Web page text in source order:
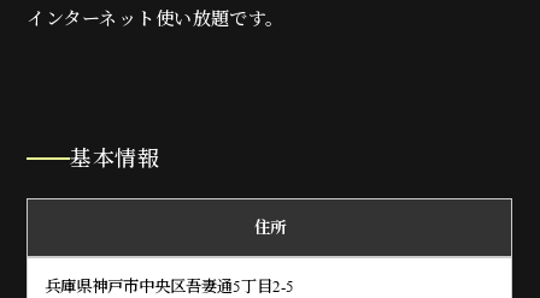
インターネット使い放題です。
基本情報
住所
兵庫県神戸市中央区吾妻通5丁目2-5